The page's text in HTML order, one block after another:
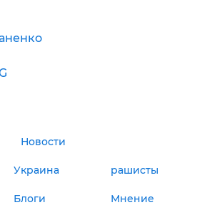
Новости
Украина рашисты
Блоги Мнение